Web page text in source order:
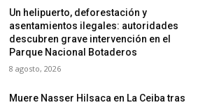
Un helipuerto, deforestación y
asentamientos ilegales: autoridades
descubren grave intervención en el
Parque Nacional Botaderos
8 agosto, 2026
Muere Nasser Hilsaca en La Ceiba tras